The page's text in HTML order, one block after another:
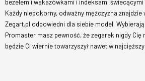
bezelem i wskazówkami i indeksami
Każdy niepokorny, odważny mężczyzna znajdzie
Zegart.pl odpowiedni dla siebie model.
Promaster masz pewność, że zegarek nigdy Cię
będzie Ci wiernie towarzyszył nawet w